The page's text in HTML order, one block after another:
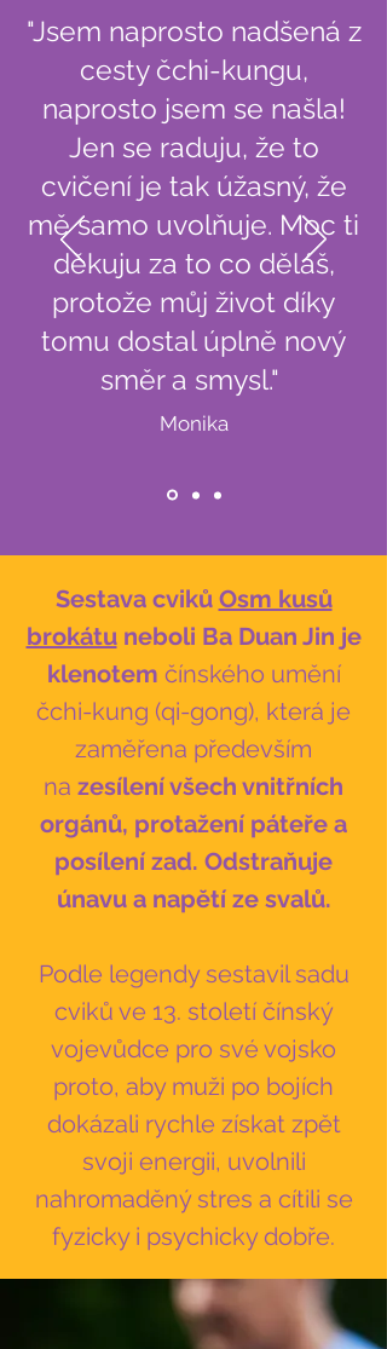
"Jsem naprosto nadšená z
cesty čchi-kungu,
naprosto jsem se našla!
Jen se raduju, že to
cvičení je tak úžasný, že
mě samo uvolňuje. Moc ti
děkuju za to co děláš,
protože můj život díky
tomu dostal úplně nový
směr a smysl."
Monika
Sestava cviků Osm kusů
brokátuneboli Ba Duan Jin je
klenotem čínského umění
čchi-kung (qi-gong), která je
zaměřena především
na zesílení všech vnitřních
orgánů, protažení páteře a
posílení zad. Odstraňuje
únavu a napětí ze svalů.
Podle legendy sestavil sadu
cviků ve 13. století čínský
vojevůdce pro své vojsko
proto, aby muži po bojích
dokázali rychle získat zpět
svoji energii, uvolnili
nahromaděný stres a cítili se
fyzicky i psychicky dobře.